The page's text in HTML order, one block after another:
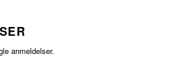
anmeldelser.